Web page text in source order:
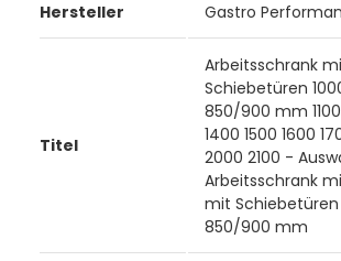
Hersteller Gastro
Titel
Arbeitsschrank
Schiebetüren
850/900 mm 1100
1400 1500 1600
2000 2100 -
Arbeitsschrank
mit Schiebetüren
850/900 mm